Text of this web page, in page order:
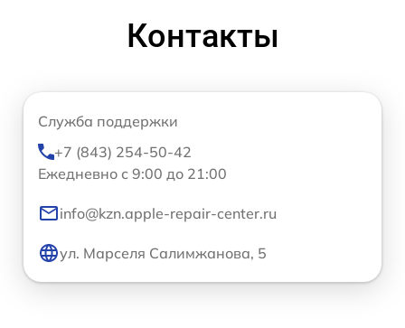
Контакты
Служба поддержки
+7 (843) 254-50-42
Ежедневно с 9:00 до 21:00
info@kzn.apple-repair-center.ru
ул. Марселя Салимжанова, 5